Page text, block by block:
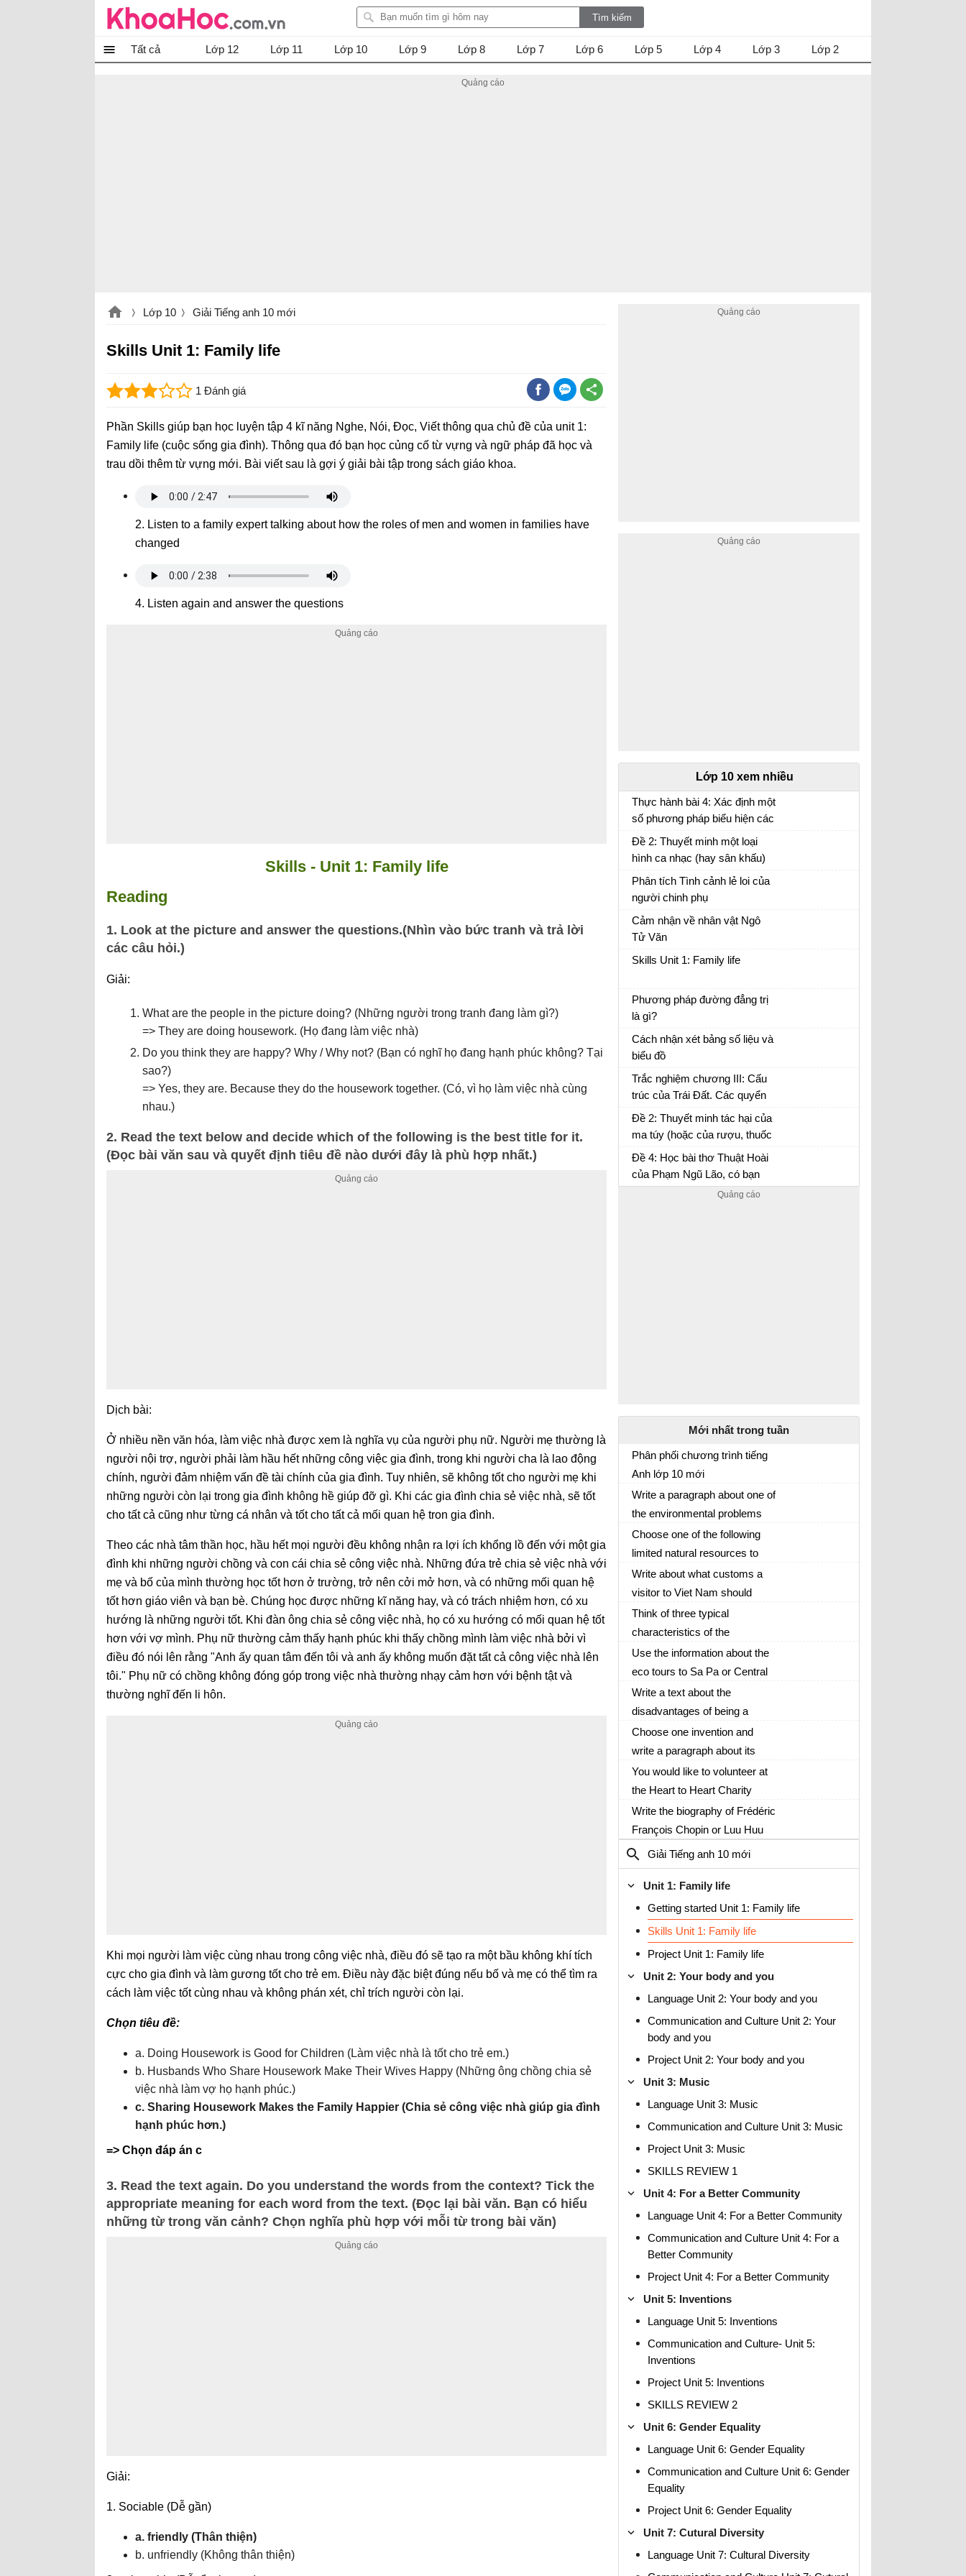
Tất cả Lớp 12 Lớp 11 Lớp 10 Lớp 9 Lớp 8 Lớp 7 Lớp 6 Lớp 5 Lớp 4 Lớp 3 Lớp 2
Lớp 10 Giải Tiếng anh 10 mới
Skills Unit 1: Family life
1 Đánh giá
Phần Skills giúp bạn học luyện tập 4 kĩ năng Nghe, Nói, Đọc, Viết thông qua chủ đề của unit 1:
Family life (cuộc sống gia đình). Thông qua đó bạn học củng cố từ vựng và ngữ pháp đã học và
trau dồi thêm từ vựng mới. Bài viết sau là gợi ý giải bài tập trong sách giáo khoa.
2. Listen to a family expert talking about how the roles of men and women in families have
changed
4. Listen again and answer the questions
Skills - Unit 1: Family life
Reading
1. Look at the picture and answer the questions.(Nhìn vào bức tranh và trả lời
các câu hỏi.)
Giải:
What are the people in the picture doing? (Những người trong tranh đang làm gì?)
=> They are doing housework. (Họ đang làm việc nhà)
Do you think they are happy? Why / Why not? (Bạn có nghĩ họ đang hạnh phúc không? Tại
sao?)
=> Yes, they are. Because they do the housework together. (Có, vì họ làm việc nhà cùng
nhau.)
2. Read the text below and decide which of the following is the best title for it.
(Đọc bài văn sau và quyết định tiêu đề nào dưới đây là phù hợp nhất.)
Dịch bài:
Ở nhiều nền văn hóa, làm việc nhà được xem là nghĩa vụ của người phụ nữ. Người mẹ thường là
người nội trợ, người phải làm hầu hết những công việc gia đình, trong khi người cha là lao động
chính, người đảm nhiệm vấn đề tài chính của gia đình. Tuy nhiên, sẽ không tốt cho người mẹ khi
những người còn lại trong gia đình không hề giúp đỡ gì. Khi các gia đình chia sẻ việc nhà, sẽ tốt
cho tất cả cũng như từng cá nhân và tốt cho tất cả mối quan hệ tron gia đình.
Theo các nhà tâm thần học, hầu hết mọi người đều không nhận ra lợi ích khổng lồ đến với một gia
đình khi những người chồng và con cái chia sẻ công việc nhà. Những đứa trẻ chia sẻ việc nhà với
mẹ và bố của mình thường học tốt hơn ở trường, trở nên cởi mở hơn, và có những mối quan hệ
tốt hơn giáo viên và bạn bè. Chúng học được những kĩ năng hay, và có trách nhiệm hơn, có xu
hướng là những người tốt. Khi đàn ông chia sẻ công việc nhà, họ có xu hướng có mối quan hệ tốt
hơn với vợ mình. Phụ nữ thường cảm thấy hạnh phúc khi thấy chồng mình làm việc nhà bởi vì
điều đó nói lên rằng "Anh ấy quan tâm đến tôi và anh ấy không muốn đặt tất cả công việc nhà lên
tôi." Phụ nữ có chồng không đóng góp trong việc nhà thường nhạy cảm hơn với bệnh tật và
thường nghĩ đến li hôn.
Khi mọi người làm việc cùng nhau trong công việc nhà, điều đó sẽ tạo ra một bầu không khí tích
cực cho gia đình và làm gương tốt cho trẻ em. Điều này đặc biệt đúng nếu bố và mẹ có thể tìm ra
cách làm việc tốt cùng nhau và không phán xét, chỉ trích người còn lại.
Chọn tiêu đề:
a. Doing Housework is Good for Children (Làm việc nhà là tốt cho trẻ em.)
b. Husbands Who Share Housework Make Their Wives Happy (Những ông chồng chia sẻ
việc nhà làm vợ họ hạnh phúc.)
c. Sharing Housework Makes the Family Happier (Chia sẻ công việc nhà giúp gia đình
hạnh phúc hơn.)
=> Chọn đáp án c
3. Read the text again. Do you understand the words from the context? Tick the
appropriate meaning for each word from the text. (Đọc lại bài văn. Bạn có hiểu
những từ trong văn cảnh? Chọn nghĩa phù hợp với mỗi từ trong bài văn)
Giải:
1. Sociable (Dễ gần)
a. friendly (Thân thiện)
b. unfriendly (Không thân thiện)
Lớp 10 xem nhiều
Thực hành bài 4: Xác định một
số phương pháp biểu hiện các
đối tượng địa lí trên bản đồ Địa
lí 10 trang 17
Đề 2: Thuyết minh một loại
hình ca nhạc (hay sân khấu)
mà anh (chị) hằng yêu thích.
Phân tích Tình cảnh lẻ loi của
người chinh phụ
Phân tích đoạn trích Tình cảnh lẻ loi của người
chinh phụ
Cảm nhận về nhân vật Ngô
Tử Văn
Chuyện chức phán sự đền Tản Viên
Skills Unit 1: Family life
Phương pháp đường đẳng trị
là gì?
Cách nhận xét bảng số liệu và
biểu đồ
Ôn tập Địa 10
Trắc nghiệm chương III: Cấu
trúc của Trái Đất. Các quyển
của lớp vỏ địa lí
Đề 2: Thuyết minh tác hại của
ma túy (hoặc của rượu, thuốc
lá…) đối với đời sống con
người.
Đề 4: Học bài thơ Thuật Hoài
của Phạm Ngũ Lão, có bạn
cho rằng: Sự hổ thẹn của tác
Mới nhất trong tuần
Phân phối chương trình tiếng
Anh lớp 10 mới
Kế hoạch giảng dạy môn tiếng Anh lớp 10 năm
Write a paragraph about one of
the environmental problems
and give advice on how to
solve them
Tiếng Anh 10
Choose one of the following
limited natural resources to
write three paragraphs similar
to those in 2
Writing Skills 2 Unit 9 lớp 10 Preserving the
Write about what customs a
visitor to Viet Nam should
know
Giải Tiếng Anh lớp 10
Think of three typical
characteristics of the
Vietnamese people and
examples to support each of
them. Then write a short text
of 150-180 words about these
characteristics
Tiếng Anh lớp 10
Use the information about the
eco tours to Sa Pa or Central
Highlands in the Speaking
section to design a travel
brochure.
Write a text about the
disadvantages of being a
working mother.
Choose one invention and
write a paragraph about its
benefits: smartphone or digital
camera
You would like to volunteer at
the Heart to Heart Charity
Office. Write a formal letter of
140-160 words applying for the
job.
Write the biography of Frédéric
François Chopin or Luu Huu
Phuoc.Giải Tiếng anh 10 mới
Unit 1: Family life
Getting started Unit 1: Family life
Skills Unit 1: Family life
Project Unit 1: Family life
Unit 2: Your body and you
Language Unit 2: Your body and you
Communication and Culture Unit 2: Your
body and you
Project Unit 2: Your body and you
Unit 3: Music
Language Unit 3: Music
Communication and Culture Unit 3: Music
Project Unit 3: Music
SKILLS REVIEW 1
Unit 4: For a Better Community
Language Unit 4: For a Better Community
Communication and Culture Unit 4: For a
Better Community
Project Unit 4: For a Better Community
Unit 5: Inventions
Language Unit 5: Inventions
Communication and Culture- Unit 5:
Inventions
Project Unit 5: Inventions
SKILLS REVIEW 2
Unit 6: Gender Equality
Language Unit 6: Gender Equality
Communication and Culture Unit 6: Gender
Equality
Project Unit 6: Gender Equality
Unit 7: Cutural Diversity
Language Unit 7: Cultural Diversity